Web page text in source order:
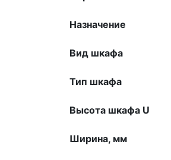
Назначение
Вид шкафа
Тип шкафа
Высота шкафа U
Ширина, мм